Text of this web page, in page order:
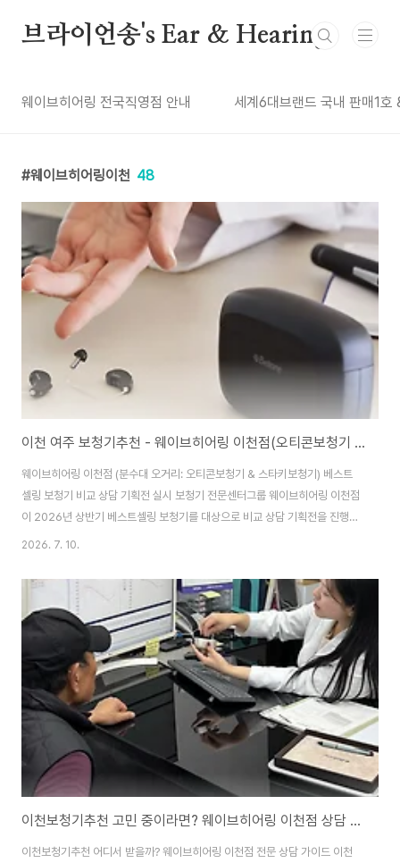
브라이언송's Ear & Hearing
웨이브히어링 전국직영점 안내 세계6대브랜드 국내 판매1호
웨이브히어링이천 48
이천 여주 보청기추천 - 웨이브히어링 이천점(오티콘보청기 & 스타키보청기) 베스트셀링 보청기 비교 상담 기획전 실시
웨이브히어링 이천점 (분수대 오거리: 오티콘보청기 & 스타키보청기) 베스트
셀링 보청기 비교 상담 기획전 실시 보청기 전문센터그룹 웨이브히어링 이천점
이 2026년 상반기 베스트셀링 보청기를 대상으로 비교 상담 기획전을 진행한
다고 밝혔다. 단순히 많이 찾는 보청기 제품을 소개하는 행사가 아니라, 보청기
마련됐다. 최근 보청기는 브랜드와 가격대뿐만 아니라 충전 방식, 소음 조절 기
능, 스마트폰 연동, 착용감, 사후관리 방식까지 고려해야 할 요소가 다양해지면
서 제품 선택에 어려움을 느끼는 고객들이 늘고 있다. 이번 기횐전에서는 오티
콘 모어, 오티콘 인텐트, 벨톤 인비전, 스타키 제네시스AI 24 등 상반기 동안
관심이 높았던 ..
2026. 7. 10.
이천보청기추천 고민 중이라면? 웨이브히어링 이천점 상담 전 알아둘 정보
이천보청기추천 어디서 받을까? 웨이브히어링 이천점 전문 상담 가이드 이천